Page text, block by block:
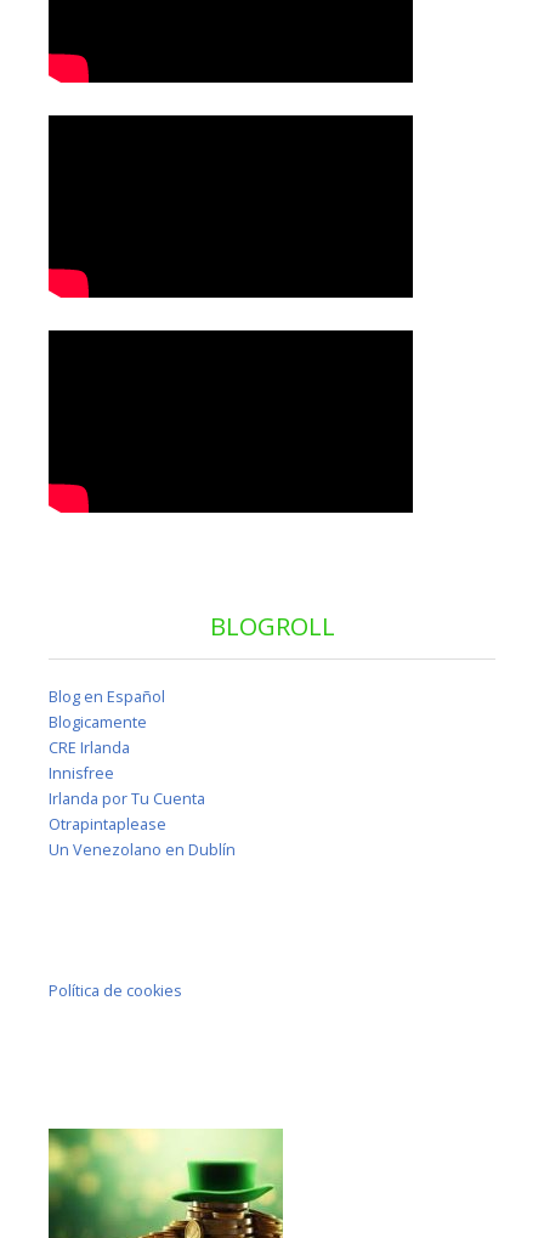
BLOGROLL
Blog en Español
Blogicamente
CRE Irlanda
Innisfree
Irlanda por Tu Cuenta
Otrapintaplease
Un Venezolano en Dublín
Política de cookies